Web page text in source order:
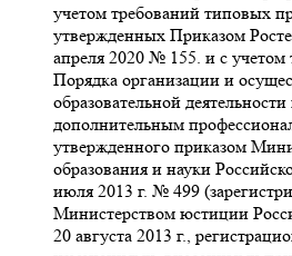
учетом требований типовых
утвержденных Приказом
апреля 2020 № 155. и с учетом
Порядка организации и
образовательной
дополнительным
утвержденного приказом
образования и науки
июля 2013 г. № 499
Министерством юстиции
20 августа 2013 г.,